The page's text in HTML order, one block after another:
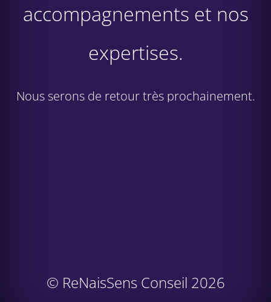
accompagnements et nos
expertises.
Nous serons de retour très prochainement.
© ReNaisSens Conseil 2026